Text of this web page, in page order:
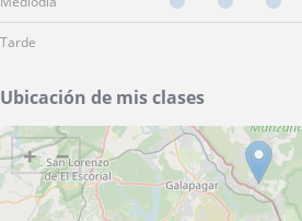
Tarde
Ubicación de mis clases
+ −